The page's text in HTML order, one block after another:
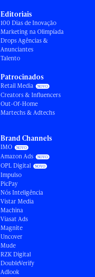
Editoriais
100 Dias de Inovação
Marketing na Olimpíada
Drops Agências &
Anunciantes
Talento
Patrocinados
Retail Media
Creators & Influencers
Out-Of-Home
Martechs & Adtechs
Brand Channels
IMO
Amazon Ads
OPL Digital
Impulso
PicPay
Nós Inteligência
Vistar Media
Machina
Viasat Ads
Magnite
Uncover
Mude
RZK Digital
DoubleVerify
Adlook